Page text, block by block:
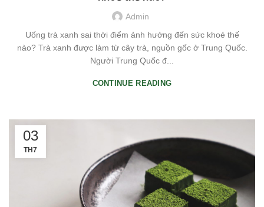
Admin
Uống trà xanh sai thời điểm ảnh hưởng đến sức khoẻ thế
nào? Trà xanh được làm từ cây trà, nguồn gốc ở Trung Quốc.
Người Trung Quốc đ...
CONTINUE READING
03
TH7